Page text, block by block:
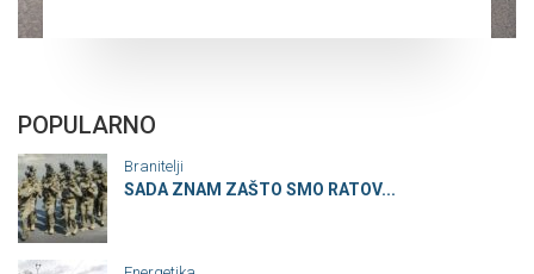
POPULARNO
Branitelji
SADA ZNAM ZAŠTO SMO RATOV...